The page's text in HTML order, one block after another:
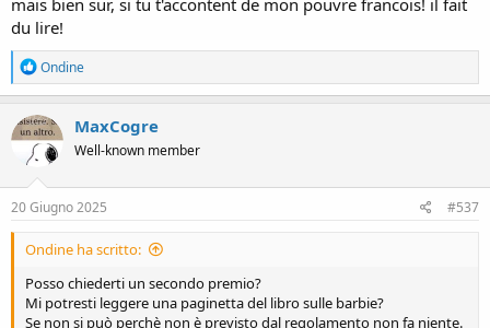
mais bien sur, si tu t'accontent de mon pouvre francois! il fait
du lire!
R
e
a
c
t
n
s
Ondine
MaxCogre
Well-known member
20 Giugno 2025 #537
Ondine ha scritto:
Posso chiederti un secondo premio?
Mi potresti leggere una paginetta del libro sulle barbie?
Se non si può perchè non è previsto dal regolamento non fa niente.